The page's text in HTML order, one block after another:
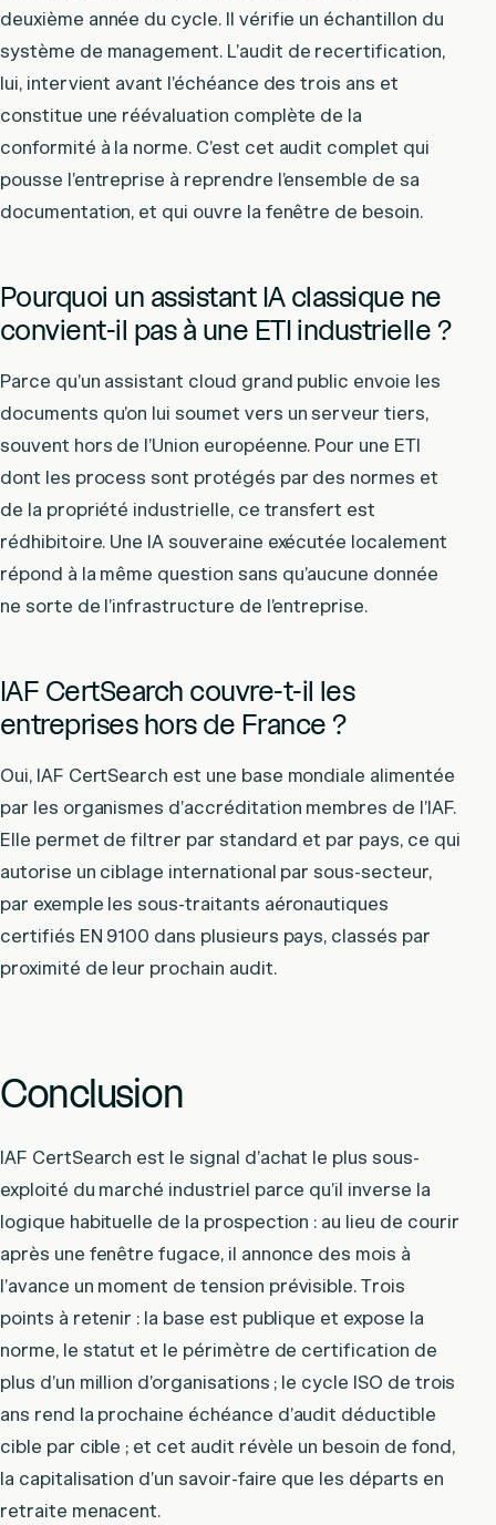
deuxième année du cycle. Il vérifie un échantillon du
système de management. L’audit de recertification,
lui, intervient avant l’échéance des trois ans et
constitue une réévaluation complète de la
conformité à la norme. C’est cet audit complet qui
pousse l’entreprise à reprendre l’ensemble de sa
documentation, et qui ouvre la fenêtre de besoin.
Pourquoi un assistant IA classique ne
convient-il pas à une ETI industrielle ?
Parce qu’un assistant cloud grand public envoie les
documents qu’on lui soumet vers un serveur tiers,
souvent hors de l’Union européenne. Pour une ETI
dont les process sont protégés par des normes et
de la propriété industrielle, ce transfert est
rédhibitoire. Une IA souveraine exécutée localement
répond à la même question sans qu’aucune donnée
ne sorte de l’infrastructure de l’entreprise.
IAF CertSearch couvre-t-il les
entreprises hors de France ?
Oui, IAF CertSearch est une base mondiale alimentée
par les organismes d’accréditation membres de l’IAF.
Elle permet de filtrer par standard et par pays, ce qui
autorise un ciblage international par sous-secteur,
par exemple les sous-traitants aéronautiques
certifiés EN 9100 dans plusieurs pays, classés par
proximité de leur prochain audit.
Conclusion
IAF CertSearch est le signal d’achat le plus sous-
exploité du marché industriel parce qu’il inverse la
logique habituelle de la prospection : au lieu de courir
après une fenêtre fugace, il annonce des mois à
l’avance un moment de tension prévisible. Trois
points à retenir : la base est publique et expose la
norme, le statut et le périmètre de certification de
plus d’un million d’organisations ; le cycle ISO de trois
ans rend la prochaine échéance d’audit déductible
cible par cible ; et cet audit révèle un besoin de fond,
la capitalisation d’un savoir-faire que les départs en
retraite menacent.